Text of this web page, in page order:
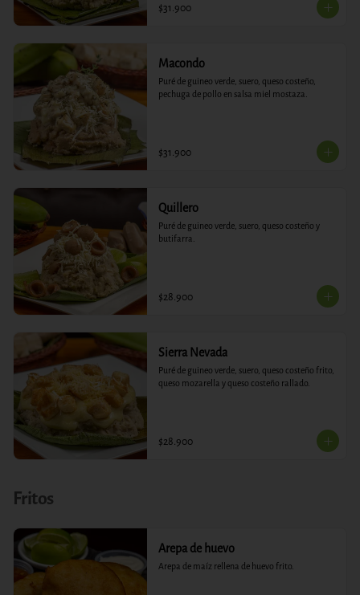
$31.900
Macondo
Puré de guineo verde, suero, queso costeño,
pechuga de pollo en salsa miel mostaza.
$31.900
Quillero
Puré de guineo verde, suero, queso costeño y
butifarra.
$28.900
Sierra Nevada
Puré de guineo verde, suero, queso costeño frito,
queso mozarella y queso costeño rallado.
$28.900
Fritos
Arepa de huevo
Arepa de maíz rellena de huevo frito.